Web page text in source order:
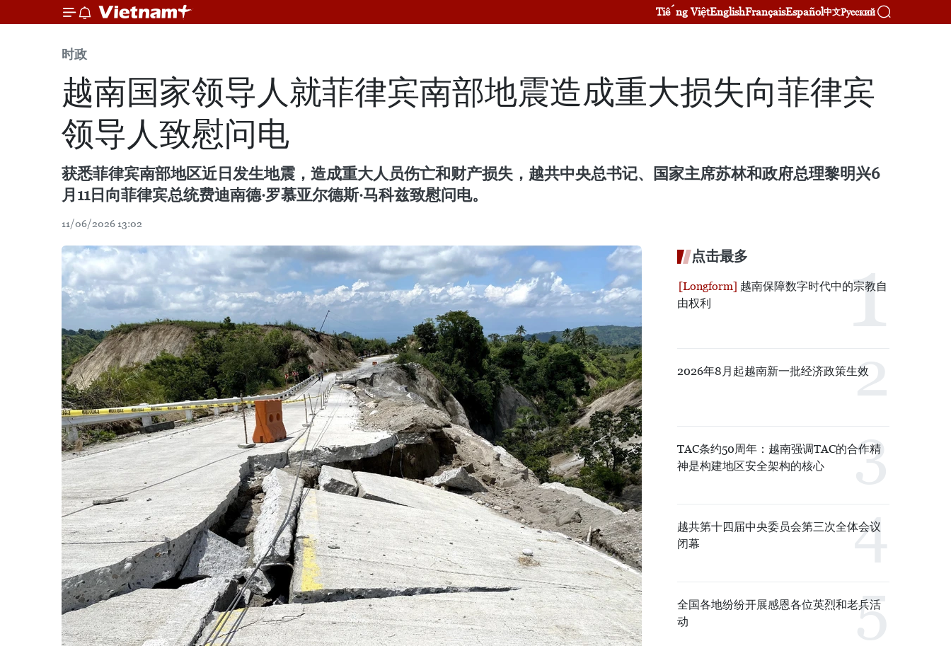
Tiếng ViệtEnglishFrançaisEspañol中文Русский
时政
越南国家领导人就菲律宾南部地震造成重大损失向菲律宾
领导人致慰问电
获悉菲律宾南部地区近日发生地震，造成重大人员伤亡和财产损失，越共中央总书记、国家主席苏林和政府总理黎明兴6
月11日向菲律宾总统费迪南德·罗慕亚尔德斯·马科兹致慰问电。
11/06/2026 13:02
点击最多
越南保障数字时代中的宗教自
由权利
2026年8月起越南新一批经济政策生效
TAC条约50周年：越南强调TAC的合作精
神是构建地区安全架构的核心
越共第十四届中央委员会第三次全体会议
闭幕
全国各地纷纷开展感恩各位英烈和老兵活
动